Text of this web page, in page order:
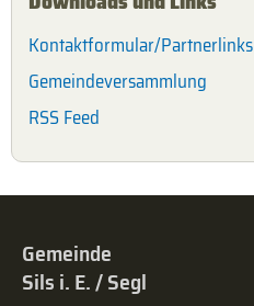
Kontaktformular/Partnerlinks
Gemeindeversammlung
RSS Feed
Gemeinde
Sils i. E. / Segl